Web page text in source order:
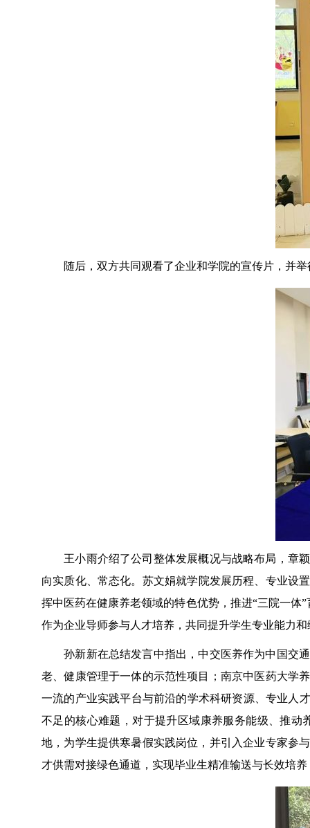
随后，双方共同观看了企业和学院的宣传片，并
王小雨介绍了公司整体发展概况与战略布局，章
向实质化、常态化。苏文娟就学院发展历程、专业设
挥中医药在健康养老领域的特色优势，推进“三院一体
作为企业导师参与人才培养，共同提升学生专业能力
孙新新在总结发言中指出，中交医养作为中国交
老、健康管理于一体的示范性项目；南京中医药大学
一流的产业实践平台与前沿的学术科研资源、专业人
不足的核心难题，对于提升区域康养服务能级、推
地，为学生提供寒暑假实践岗位，并引入企业专家参
才供需对接绿色通道，实现毕业生精准输送与长效培